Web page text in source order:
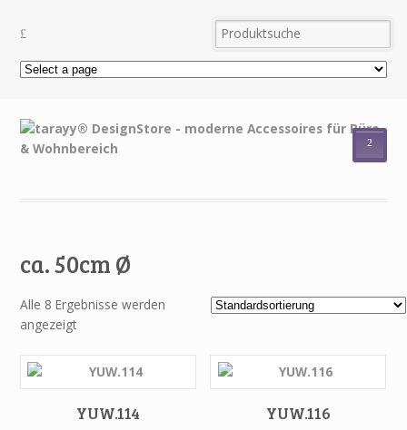
²
ca. 50cm Ø
Alle 8 Ergebnisse werden
angezeigt
YUW.114 YUW.116